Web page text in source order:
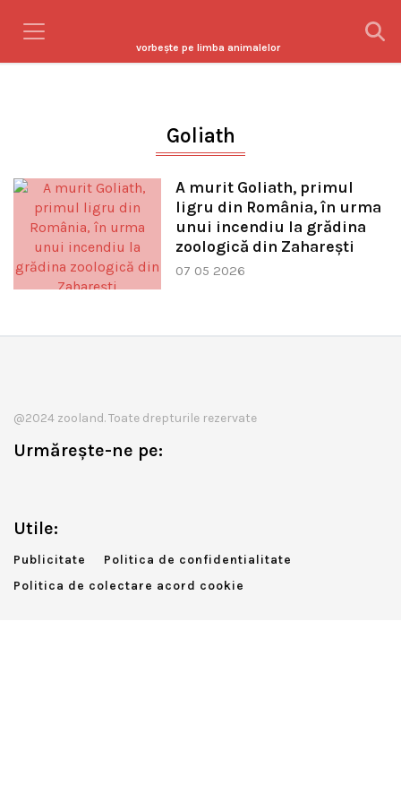
vorbeşte pe limba animalelor
Goliath
A murit Goliath, primul
ligru din România, în urma
unui incendiu la grădina
zoologică din Zaharești
07 05 2026
@2024 zooland. Toate drepturile rezervate
Urmărește-ne pe:
Utile:
Publicitate
Politica de confidentialitate
Politica de colectare acord cookie